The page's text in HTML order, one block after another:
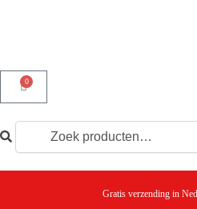
0
Gratis verzending in